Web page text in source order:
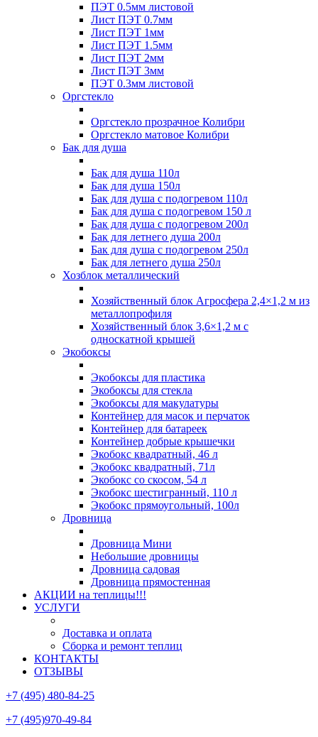
ПЭТ 0.5мм листовой
Лист ПЭТ 0.7мм
Лист ПЭТ 1мм
Лист ПЭТ 1.5мм
Лист ПЭТ 2мм
Лист ПЭТ 3мм
ПЭТ 0.3мм листовой
Оргстекло
Оргстекло прозрачное Колибри
Оргстекло матовое Колибри
Бак для душа
Бак для душа 110л
Бак для душа 150л
Бак для душа с подогревом 110л
Бак для душа с подогревом 150 л
Бак для душа с подогревом 200л
Бак для летнего душа 200л
Бак для душа с подогревом 250л
Бак для летнего душа 250л
Хозблок металлический
Хозяйственный блок Агросфера 2,4×1,2 м из
металлопрофиля
Хозяйственный блок 3,6×1,2 м с
односкатной крышей
Экобоксы
Экобоксы для пластика
Экобоксы для стекла
Экобоксы для макулатуры
Контейнер для масок и перчаток
Контейнер для батареек
Контейнер добрые крышечки
Экобокс квадратный, 46 л
Экобокс квадратный, 71л
Экобокс со скосом, 54 л
Экобокс шестигранный, 110 л
Экобокс прямоугольный, 100л
Дровница
Дровница Мини
Небольшие дровницы
Дровница садовая
Дровница прямостенная
АКЦИИ на теплицы!!!
УСЛУГИ
Доставка и оплата
Сборка и ремонт теплиц
КОНТАКТЫ
ОТЗЫВЫ
+7 (495) 480-84-25
+7 (495)970-49-84